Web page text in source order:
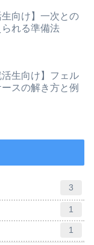
向け】一次との
れる準備法
生向け】フェル
スの解き方と例
3
1
1